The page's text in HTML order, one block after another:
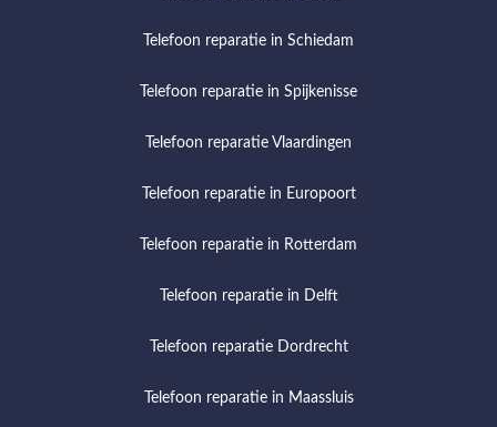
Telefoon reparatie in Schiedam
Telefoon reparatie in Spijkenisse
Telefoon reparatie Vlaardingen
Telefoon reparatie in Europoort
Telefoon reparatie in Rotterdam
Telefoon reparatie in Delft
Telefoon reparatie Dordrecht
Telefoon reparatie in Maassluis